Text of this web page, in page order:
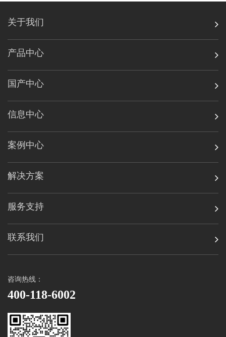
关于我们
产品中心
国产中心
信息中心
案例中心
解决方案
服务支持
联系我们
咨询热线：
400-118-6002